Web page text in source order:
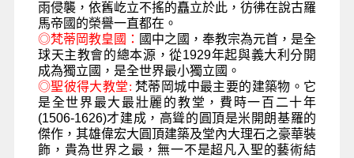
雨侵襲，依舊屹立不搖的矗立於此，彷彿在說古羅
馬帝國的榮譽一直都在。
◎梵蒂岡教皇國： 國中之國，奉教宗為元首，是全
球天主教會的總本源，從1929年起與義大利分開
成為獨立國，是全世界最小獨立國。
◎聖彼得大教堂: 梵蒂岡城中最主要的建築物。它
是全世界最大最壯麗的教堂，費時一百二十年
(1506-1626)才建成，高聳的圓頂是米開朗基羅的
傑作，其雄偉宏大圓頂建築及堂內大理石之豪華裝
飾，貴為世界之最，無一不是超凡入聖的藝術結